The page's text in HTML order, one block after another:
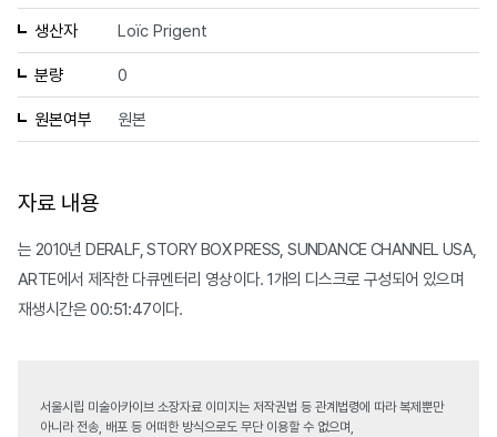
생산자 Loïc Prigent
분량 0
원본여부 원본
자료 내용
는 2010년 DERALF, STORY BOX PRESS, SUNDANCE CHANNEL USA,
ARTE에서 제작한 다큐멘터리 영상이다. 1개의 디스크로 구성되어 있으며
재생시간은 00:51:47이다.
서울시립 미술아카이브 소장자료 이미지는 저작권법 등 관계법령에 따라 복제뿐만
아니라 전송, 배포 등 어떠한 방식으로도 무단 이용할 수 없으며,